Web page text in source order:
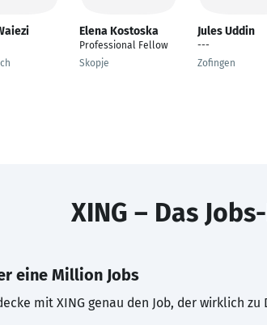
Elena Kostoska
Professional Fellow
Skopje
Jules Uddin
---
Zofingen
XING – Das
eine Million Jobs
mit XING genau den Job, der wirklich zu